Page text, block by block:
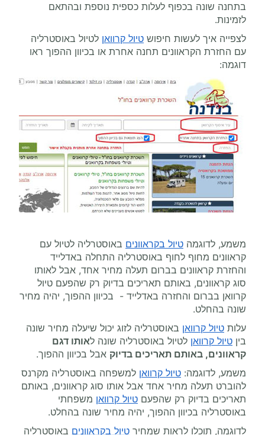
בתחנה שונה בכפוף לעלות כספית נוספת ובהתאם
לזמינות.
לצפייה איך לעשות חיפוש טיול קרוואן לטיול באוסטרליה
עם החזרת הקראוונים תחנה אחרת או בכיוון ההפוך ראו
דוגמה:
משמע, לדוגמה טיול בקראוונים באוסטרליה לטיול עם
קראוונים מחוף לחוף באוסטרליה התחלה באדלייד
והחזרת קראוונים בברום תעלה מחיר אחד, אבל לאותו
סוג קראוונים, באותם תאריכים בדיוק רק שהפעם טיול
קרוואן בברום והחזרה באדלייד - בכיוון ההפוך, יהיה מחיר
שונה בהחלט.
עלות טיול קרוואן באוסטרליה לזוג יכול שיעלה מחיר שונה
בין טיול קרוואן לטיול באוסטרליה שונה לאותו דגם
קראוונים, באותם תאריכים בדיוק אבל בכיוון ההפוך.
משמע, לדוגמה: טיול קרוואן למשפחה באוסטרליה מקרנס
להוברט תעלה מחיר אחד אבל אותו סוג קראוונים, באותם
תאריכים בדיוק רק שהפעם טיול קרוואן משפחתי
באוסטרליה בכיוון ההפוך, יהיה מחיר שונה בהחלט.
לדוגמה, תוכלו לראות שמחיר טיול בקראוונים באוסטרליה